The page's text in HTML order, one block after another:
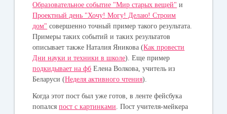
Образовательное событие "Мир старых вещей" и
Проектный день "Хочу! Могу! Делаю! Строим
дом" совершенно точный пример такого результата.
Примеры таких событий и таких результатов
описывает также Наталия Яникова (Как провести
Дни науки и техники в школе). Еще пример
подкидывает на фб Елена Волкова, учитель из
Беларуси (Неделя активного чтения).
Когда этот пост был уже готов, в ленте фейсбука
попалсяпост с картинками . Пост учителя-мейкера